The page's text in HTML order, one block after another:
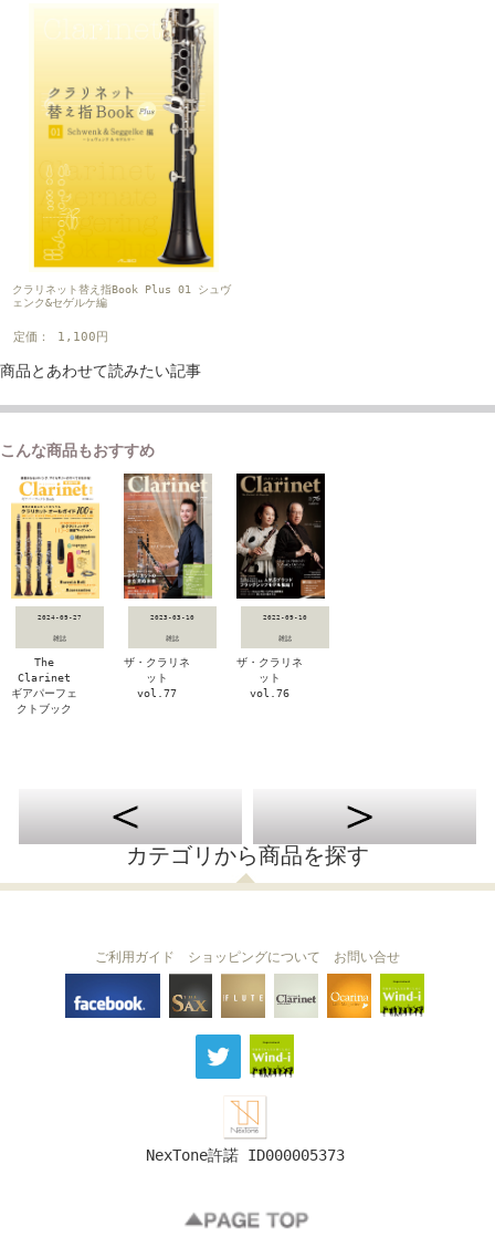
クラリネット替え指Book Plus 01 シュヴ
ェンク&セゲルケ編
定価： 1,100円
商品とあわせて読みたい記事
こんな商品もおすすめ
2024-09-27
雑誌
The
Clarinet
ギアパーフェ
クトブック
2023-03-10
雑誌
ザ・クラリネ
ット
vol.77
2022-09-10
雑誌
ザ・クラリネ
ット
vol.76
カテゴリから商品を探す
THE SAX The Clarinet
Ocarina
ご利用ガイド ショッピングについて お問い合せ
NexTone許諾 ID000005373